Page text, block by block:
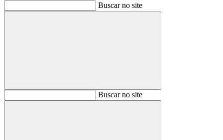
Buscar no site
BuscarBuscar no site